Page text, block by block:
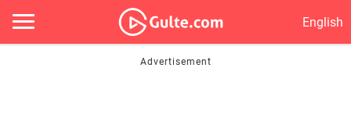
English